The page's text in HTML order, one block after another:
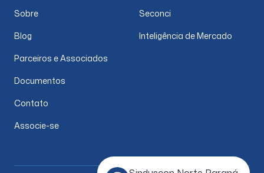
Sobre
Blog
Parceiros e Associados
Documentos
Contato
Associe-se
Seconci
Inteligência de Mercado